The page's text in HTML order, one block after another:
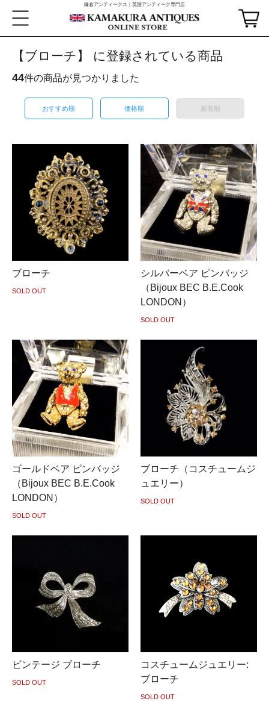
鎌倉アンティークス｜英国アンティーク専門店
【ブローチ】 に登録されている商品
44件の商品が見つかりました
おすすめ順 価格順 新着順
ブローチ
SOLD OUT
シルバーベア ピンバッジ
（Bijoux BEC B.E.Cook
LONDON）
SOLD OUT
ゴールドベア ピンバッジ
（Bijoux BEC B.E.Cook
LONDON）
SOLD OUT
ブローチ（コスチュームジ
ュエリー）
SOLD OUT
ビンテージ ブローチ
SOLD OUT
コスチュームジュエリー:
ブローチ
SOLD OUT